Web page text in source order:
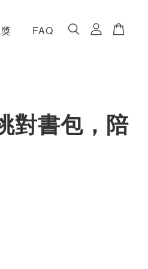
FAQ
對書包，陪